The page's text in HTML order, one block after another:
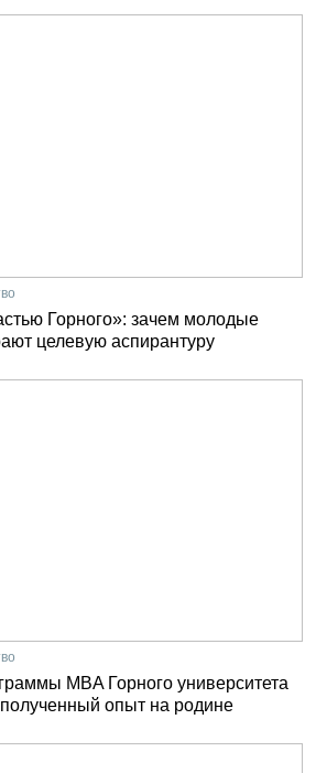
Горного»: зачем молодые
целевую аспирантуру
MBA Горного университета
полученный опыт на родине